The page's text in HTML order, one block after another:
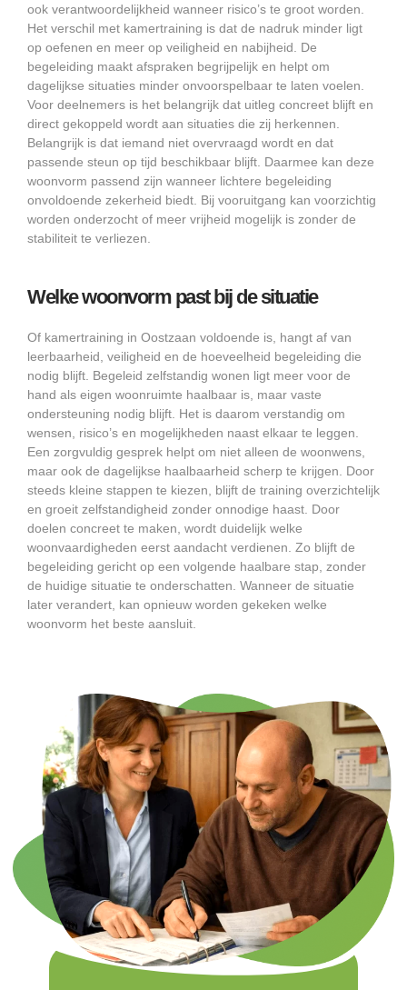
ook verantwoordelijkheid wanneer risico’s te groot worden.
Het verschil met kamertraining is dat de nadruk minder ligt
op oefenen en meer op veiligheid en nabijheid. De
begeleiding maakt afspraken begrijpelijk en helpt om
dagelijkse situaties minder onvoorspelbaar te laten voelen.
Voor deelnemers is het belangrijk dat uitleg concreet blijft en
direct gekoppeld wordt aan situaties die zij herkennen.
Belangrijk is dat iemand niet overvraagd wordt en dat
passende steun op tijd beschikbaar blijft. Daarmee kan deze
woonvorm passend zijn wanneer lichtere begeleiding
onvoldoende zekerheid biedt. Bij vooruitgang kan voorzichtig
worden onderzocht of meer vrijheid mogelijk is zonder de
stabiliteit te verliezen.
Welke woonvorm past bij de situatie
Of kamertraining in Oostzaan voldoende is, hangt af van
leerbaarheid, veiligheid en de hoeveelheid begeleiding die
nodig blijft. Begeleid zelfstandig wonen ligt meer voor de
hand als eigen woonruimte haalbaar is, maar vaste
ondersteuning nodig blijft. Het is daarom verstandig om
wensen, risico’s en mogelijkheden naast elkaar te leggen.
Een zorgvuldig gesprek helpt om niet alleen de woonwens,
maar ook de dagelijkse haalbaarheid scherp te krijgen. Door
steeds kleine stappen te kiezen, blijft de training overzichtelijk
en groeit zelfstandigheid zonder onnodige haast. Door
doelen concreet te maken, wordt duidelijk welke
woonvaardigheden eerst aandacht verdienen. Zo blijft de
begeleiding gericht op een volgende haalbare stap, zonder
de huidige situatie te onderschatten. Wanneer de situatie
later verandert, kan opnieuw worden gekeken welke
woonvorm het beste aansluit.